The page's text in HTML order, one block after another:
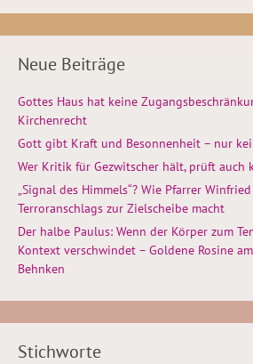
Neue Beiträge
Gottes Haus hat keine
Kirchenrecht
Gott gibt Kraft und Besonnenheit – nur
Wer Kritik für Gezwitscher hält, prüft auch
„Signal des Himmels“? Wie Pfarrer
Terroranschlags zur Zielscheibe macht
Der halbe Paulus: Wenn der Körper zum
Kontext verschwindet – Goldene Rosine
Behnken
Stichworte